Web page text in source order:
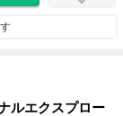
ルエクスプロー